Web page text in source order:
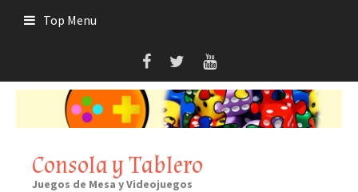
Top Menu
Consola y Tablero
Juegos de Mesa y Videojuegos